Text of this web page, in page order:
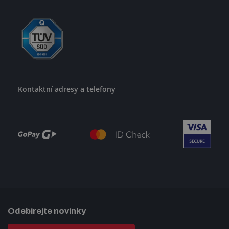
Kontaktní adresy a telefony
Odebírejte novinky